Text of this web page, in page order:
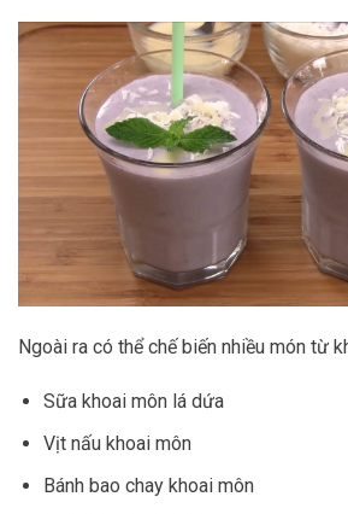
Ngoài ra có thể chế biến nhiều món từ
Sữa khoai môn lá dứa
Vịt nấu khoai môn
Bánh bao chay khoai môn